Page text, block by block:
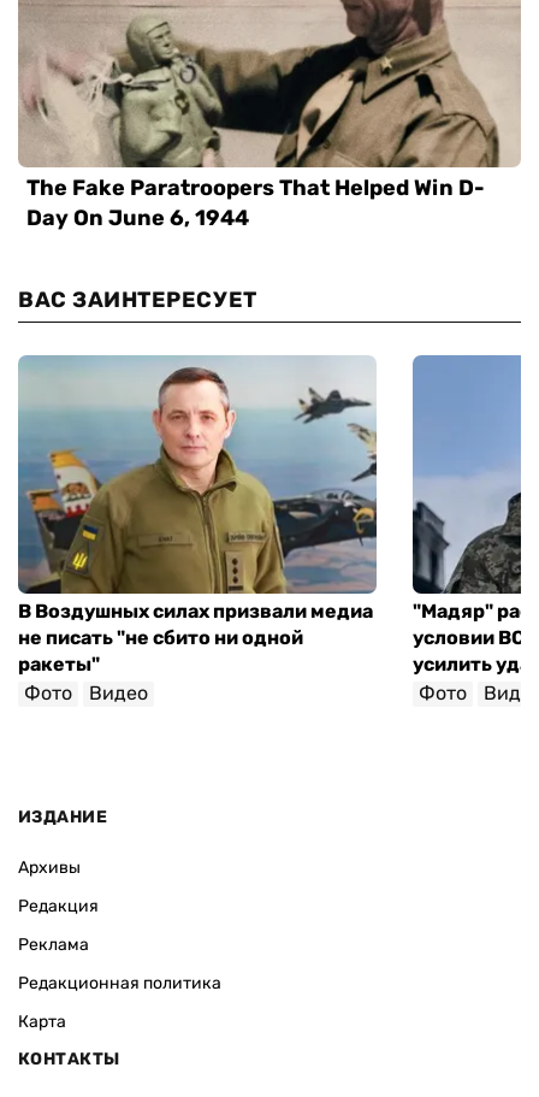
ВАС ЗАИНТЕРЕСУЕТ
В Воздушных силах призвали медиа
не писать "не сбито ни одной
ракеты"
Фото
Видео
"Мадяр"
условии
усилить
Фото
ИЗДАНИЕ
Архивы
Редакция
Реклама
Редакционная политика
Карта
КОНТАКТЫ